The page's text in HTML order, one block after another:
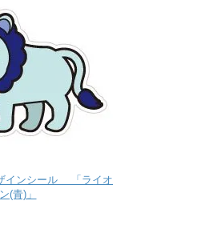
インシール 「ライオ
ン(青)」